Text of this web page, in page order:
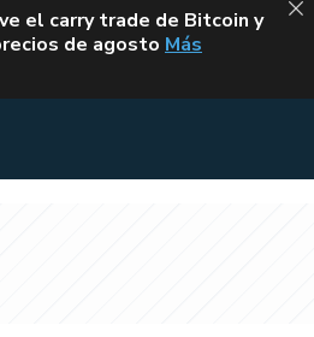
ALERTA
el carry trade de Bitcoin y
de agosto VUELVE EL
Más